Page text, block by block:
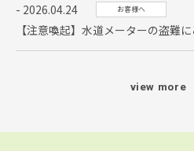
2026.04.24 お客様へ
【注意喚起】水道メーターの盗難
view more